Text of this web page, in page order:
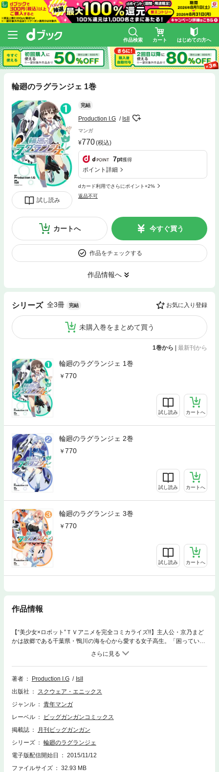
作品検索 カート はじめての方へ
輪廻のラグランジェ 1巻
試し読み
完結
Production I.G IsII
マンガ
770(税込)
7pt獲得
ポイント詳細
dカード利用でさらにポイント+2%
返品不可
カートへ 今すぐ買う
作品をチェックする
作品情報へ
シリーズ 全3冊 完結 お気に入り登録
未購入巻をまとめて買う
1巻から | 最新刊から
輪廻のラグランジェ 1巻
770
試し読み カートへ
輪廻のラグランジェ 2巻
770
試し読み カートへ
輪廻のラグランジェ 3巻
770
試し読み カートへ
作品情報
【“美少女×ロボット”ＴＶアニメを完全コミカライズ!!】主人公・京乃まど
かは故郷である千葉県・鴨川の海を心から愛する女子高生。「困っている
ことがあったら、100％助っ人しちゃう」のが売りの“鴨女ジャージ部”た
だ一人の部員として、今日も元気に活動中！ しかし謎めいた美少女・ラ
ンと出会ったことで、まどかの日常は一変！ “ウォクス”と呼ばれるロボ
ットに搭乗し、宇宙から来襲する敵と戦うことに…ッ!!(C)Lagrange Proje
著者 Production I.G
IsII
出版社
スクウェア・エニックス
ジャンル
青年マンガ
レーベル
ビッグガンガンコミックス
掲載誌
月刊ビッグガンガン
シリーズ
輪廻のラグランジェ
電子版配信開始日
2015/11/12
ファイルサイズ
32.93 MB